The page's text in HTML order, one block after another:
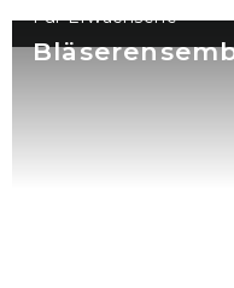
Für Erwachsene